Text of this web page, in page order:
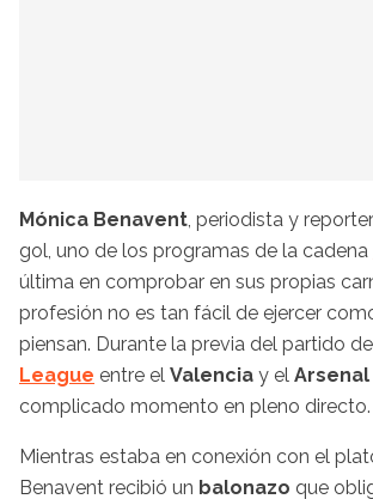
Mónica Benavent, periodista y
gol, uno de los programas de la cadena
última en comprobar en sus propias
profesión no es tan fácil de ejercer
piensan. Durante la previa del partido
League entre el Valencia y el Arsenal
complicado momento en pleno directo.
Mientras estaba en conexión con el
Benavent recibió un balonazo que